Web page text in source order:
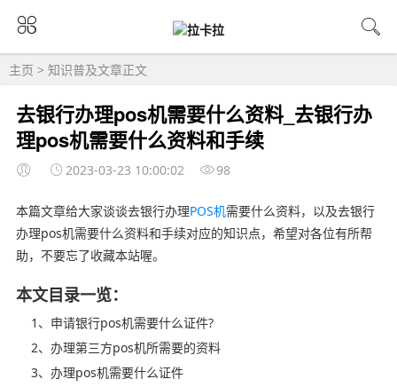
主页 > 知识普及文章正文
去银行办理pos机需要什么资料_去银行办
理pos机需要什么资料和手续
2023-03-23 10:00:02 98
本篇文章给大家谈谈去银行办理POS机需要什么资料，以及去银行
办理pos机需要什么资料和手续对应的知识点，希望对各位有所帮
助，不要忘了收藏本站喔。
本文目录一览：
1、申请银行pos机需要什么证件?
2、办理第三方pos机所需要的资料
3、办理pos机需要什么证件